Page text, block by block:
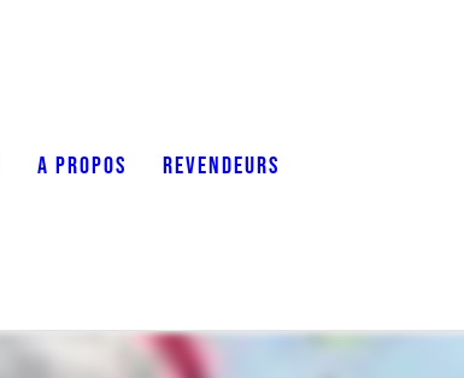
A PROPOS REVENDEURS